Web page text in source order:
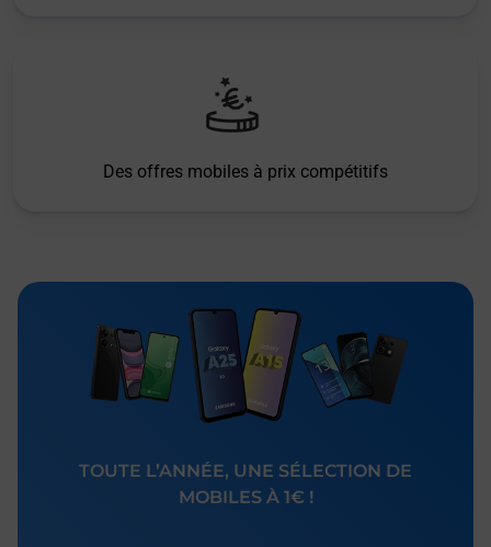
Des offres mobiles à prix compétitifs
TOUTE L’ANNÉE, UNE SÉLECTION DE
MOBILES À 1€ !